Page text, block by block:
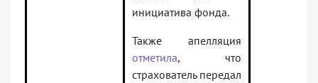
инициатива фонда.
Также апелляция
отметила, что
страхователь передал